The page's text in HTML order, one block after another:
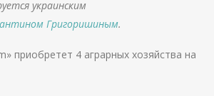
украинским
Григоришиным.
приобретет 4 аграрных хозяйства на